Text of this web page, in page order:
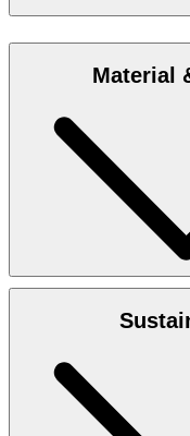
Das Model trägt die
cm, einem Brustumfang
Maßtabelle
Material
:
Elasthan, 31% Viskose,